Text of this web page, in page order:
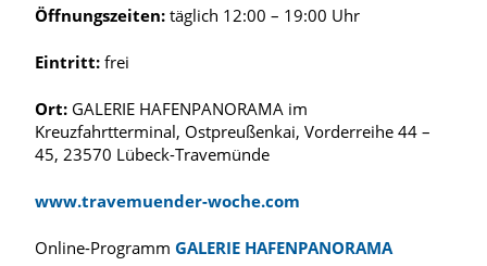
Öffnungszeiten: täglich 12:00 – 19:00 Uhr
Eintritt: frei
Ort: GALERIE HAFENPANORAMA im
Kreuzfahrtterminal, Ostpreußenkai, Vorderreihe 44 –
45, 23570 Lübeck-Travemünde
www.travemuender-woche.com
Online-Programm GALERIE HAFENPANORAMA